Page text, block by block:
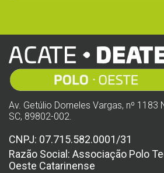
Av. Getúlio Dorneles Vargas, nº 1183
SC, 89802-002.
CNPJ: 07.715.582.0001/31
Razão Social: Associação Polo
Oeste Catarinense